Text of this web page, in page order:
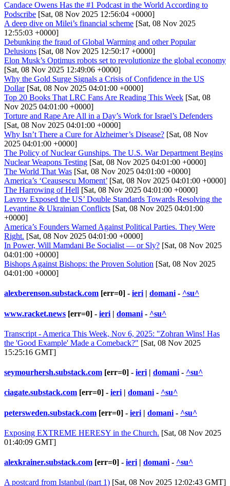
Candace Owens Has the #1 Podcast in the World According to
Podscribe [Sat, 08 Nov 2025 12:56:04 +0000]
A deep dive on Milei’s financial scheme [Sat, 08 Nov 2025
12:55:03 +0000]
Debunking the fraud of Global Warming and other Popular
Delusions [Sat, 08 Nov 2025 12:50:17 +0000]
Elon Musk’s Optimus robots set to revolutionize the global economy
[Sat, 08 Nov 2025 12:49:06 +0000]
Why the Gold Surge Signals a Crisis of Confidence in the US
Dollar[Sat, 08 Nov 2025 04:01:00 +0000]
Top 20 Books That LRC Fans Are Reading This Week [Sat, 08
Nov 2025 04:01:00 +0000]
Torture and Rape Are All in a Day’s Work for Israel’s Defenders
[Sat, 08 Nov 2025 04:01:00 +0000]
Why Isn’t There a Cure for Alzheimer’s Disease? [Sat, 08 Nov
2025 04:01:00 +0000]
The Policy of Nuclear Gunships. The U.S. War Department Begins
Nuclear Weapons Testing [Sat, 08 Nov 2025 04:01:00 +0000]
The World That Was [Sat, 08 Nov 2025 04:01:00 +0000]
America’s ‘Ceausescu Moment’ [Sat, 08 Nov 2025 04:01:00 +0000]
The Harrowing of Hell [Sat, 08 Nov 2025 04:01:00 +0000]
Lavrov Exposed the US’ Double Standards Towards Resolving the
Levantine & Ukrainian Conflicts [Sat, 08 Nov 2025 04:01:00
+0000]
America’s Founders Warned Against Political Parties. They Were
Right. [Sat, 08 Nov 2025 04:01:00 +0000]
In Power, Will Mamdani Be Socialist — or Sly? [Sat, 08 Nov 2025
04:01:00 +0000]
Bishops Against Bishops: the Proven Solution [Sat, 08 Nov 2025
04:01:00 +0000]
alexberenson.substack.com [err=0] - ieri | domani - ^su^
www.racket.news [err=0] - ieri | domani - ^su^
Transcript - America This Week, Nov 6, 2025: "Zohran Wins! Has
the 'Good Example' Made a Comeback?" [Sat, 08 Nov 2025
15:25:16 GMT]
seymourhersh.substack.com [err=0] - ieri | domani - ^su^
ciagate.substack.com [err=0] - ieri | domani - ^su^
petersweden.substack.com [err=0] - ieri | domani - ^su^
Exposing EXTREME HERESY in the Church. [Sat, 08 Nov 2025
01:40:09 GMT]
alexkrainer.substack.com [err=0] - ieri | domani - ^su^
A postcard from Istanbul (part 1) [Sat, 08 Nov 2025 12:02:43 GMT]